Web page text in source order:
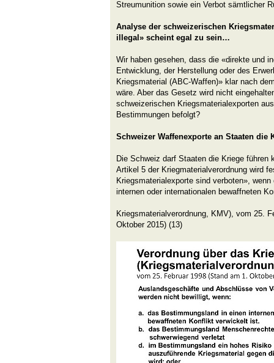
Streumunition sowie ein Verbot sämtlicher
Analyse der schweizerischen
illegal» scheint egal zu sein…
Wir haben gesehen, dass die «direkte und
Entwicklung, der Herstellung oder des
Kriegsmaterial (ABC-Waffen)» klar nach
wäre. Aber das Gesetz wird nicht
schweizerischen Kriegsmaterialexporten
Bestimmungen befolgt?
Schweizer Waffenexporte an Staaten die
Die Schweiz darf Staaten die Kriege führen
Artikel 5 der Kriegmaterialverordnung wird
Kriegsmaterialexporte sind verboten»,
internen oder internationalen bewaffneten
Kriegsmaterialverordnung, KMV), vom 25.
Oktober 2015) (13)